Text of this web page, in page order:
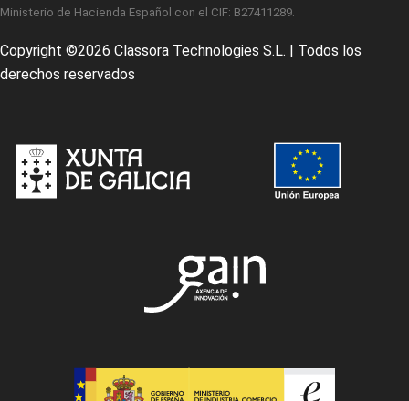
Ministerio de Hacienda Español con el CIF: B27411289.
Copyright ©2026 Classora Technologies S.L. | Todos los
derechos reservados